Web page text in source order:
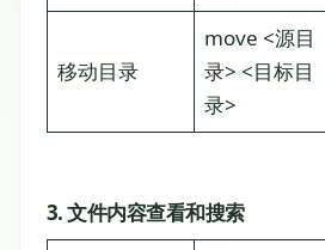
移动目录
move <源目
录> <目标目
录>
3. 文件内容查看和搜索